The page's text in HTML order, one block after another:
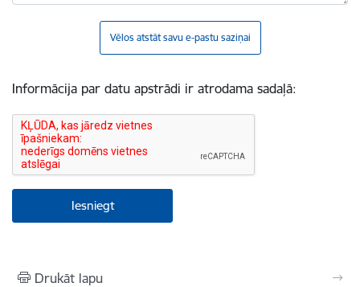
Vēlos atstāt savu e-pastu saziņai
Informācija par datu apstrādi ir atrodama sadaļā:
Drukāt lapu